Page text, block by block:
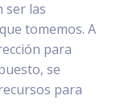
ser las
tomemos. A
para
se
para